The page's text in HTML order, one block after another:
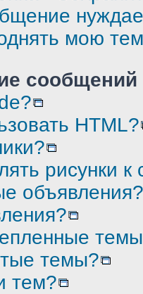
мою
HTML?
рисунки
объявления?
темы?
тем?